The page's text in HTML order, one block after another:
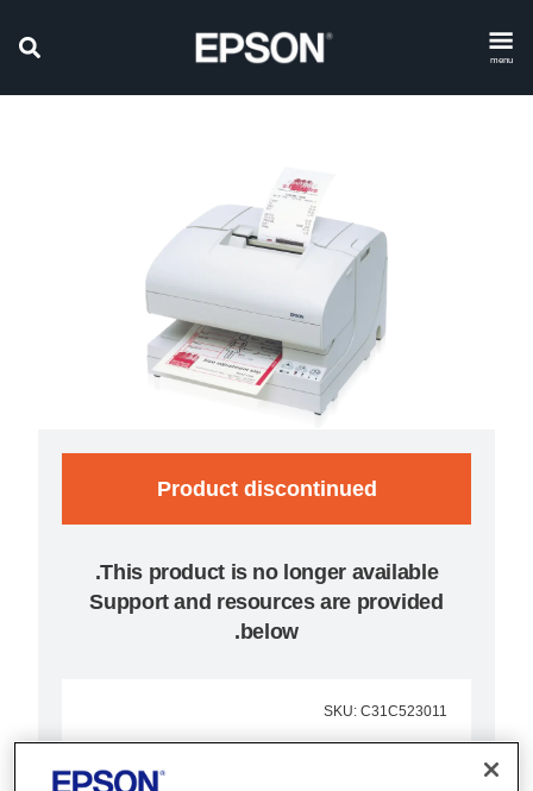
menu
Product discontinued
Support and resources are provided
below.
SKU: C31C523011
Epson TM-J7600P